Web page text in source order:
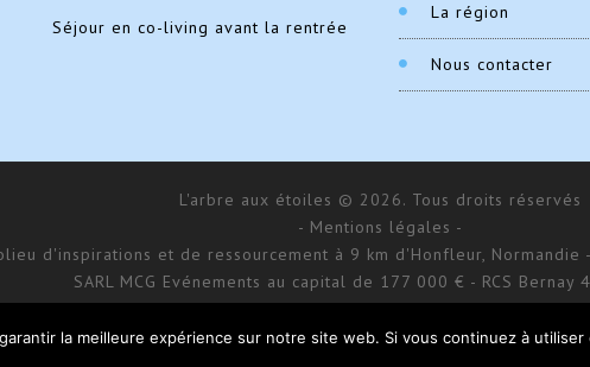
Séjour en co-living avant la rentrée
La région
Nous contacter
L'arbre aux étoiles © 2026. Tous droits réservés
- Mentions légales -
d'inspirations et de ressourcement à 9 km d'Honfleur, Normandie
SARL MCG Evénements au capital de 177 000 € - RCS Bernay
168 impasse d’Aumale - 27 210 Fatouville-
Site réalisé parDonitow
la meilleure expérience sur notre site web. Si vous continuez à